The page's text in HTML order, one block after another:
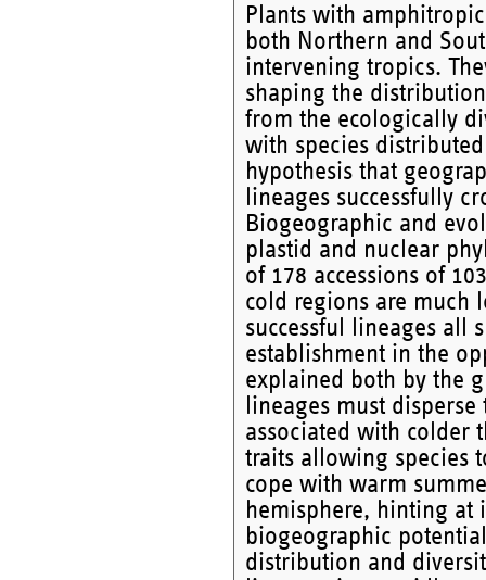
Plants with
both Northern and
intervening tropics.
shaping the
from the ecologically
with species
hypothesis that
lineages successfully
Biogeographic and
plastid and nuclear
of 178 accessions of
cold regions are much
successful lineages all
establishment in the
explained both by the
lineages must
associated with colder
traits allowing species
cope with warm
hemisphere, hinting at
biogeographic
distribution and